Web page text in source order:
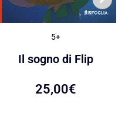
5+
Il sogno di Flip
25,00€